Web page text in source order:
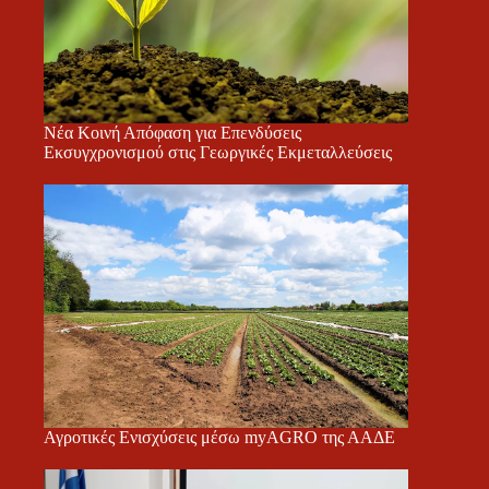
Νέα Κοινή Απόφαση για Επενδύσεις
Εκσυγχρονισμού στις Γεωργικές Εκμεταλλεύσεις
Αγροτικές Ενισχύσεις μέσω myAGRO της ΑΑΔΕ